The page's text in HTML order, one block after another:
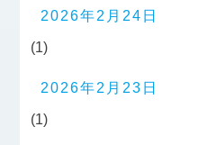
2026年2月24日
(1)
2026年2月23日
(1)